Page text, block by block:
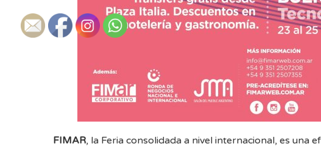
FIMAR, la Feria consolidada a nivel internacional, es una